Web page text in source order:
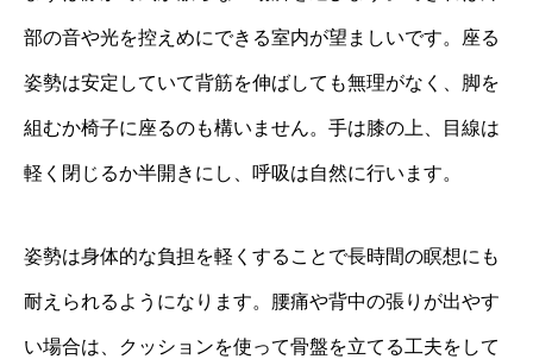
部の音や光を控えめにできる室内が望ましいです。座る
姿勢は安定していて背筋を伸ばしても無理がなく、脚を
組むか椅子に座るのも構いません。手は膝の上、目線は
軽く閉じるか半開きにし、呼吸は自然に行います。
姿勢は身体的な負担を軽くすることで長時間の瞑想にも
耐えられるようになります。腰痛や背中の張りが出やす
い場合は、クッションを使って骨盤を立てる工夫をして